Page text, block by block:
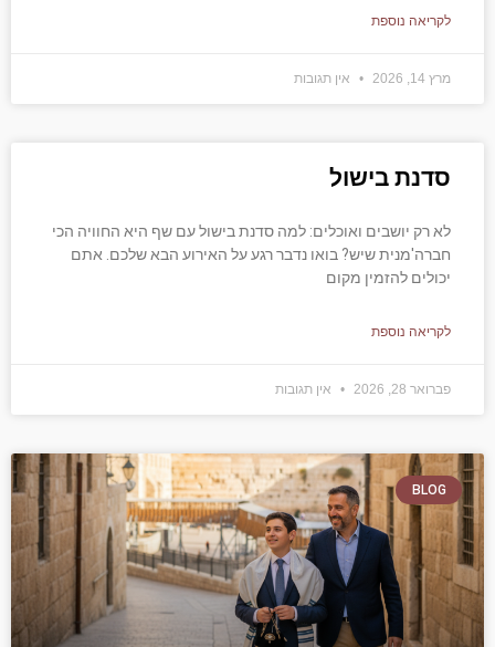
לקריאה נוספת
מרץ 14, 2026 אין תגובות
סדנת בישול
לא רק יושבים ואוכלים: למה סדנת בישול עם שף היא החוויה הכי
חברה'מנית שיש? בואו נדבר רגע על האירוע הבא שלכם. אתם
יכולים להזמין מקום
לקריאה נוספת
פברואר 28, 2026 אין תגובות
BLOG